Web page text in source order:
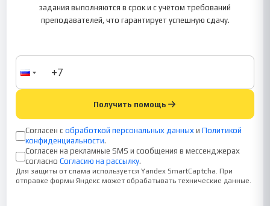
задания выполняются в срок и с учётом требований
преподавателей, что гарантирует успешную сдачу.
Получить помощь
Согласен с обработкой персональных данных и Политикой
конфиденциальности.
Согласен на рекламные SMS и сообщения в мессенджерах
согласно Согласию на рассылку.
Для защиты от спама используется Yandex SmartCaptcha. При
отправке формы Яндекс может обрабатывать технические данные.